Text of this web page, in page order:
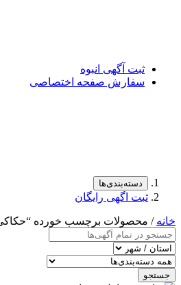
ثبت آگهی انبوه
سفارش صفحه اختصاصی
دسته‌بندی‌ها
ثبت اگهی رایگان
خانه / محصولات برچسب خورده
جستجو